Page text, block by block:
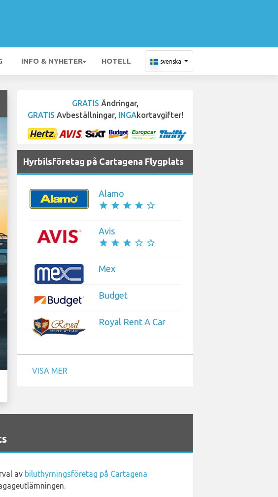
INFO & NYHETER HOTELL svenska
GRATIS Ändringar,
GRATIS Avbeställningar, INGAkortavgifter!
Hyrbilsföretag på Cartagena Flygplats
Alamo
star star star star star_border
Avis
star star star star_border star_border
Mex
Budget
Royal Rent A Car
VISA MER
av biluthyrningsföretag på Cartagena